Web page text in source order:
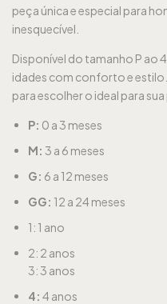
peça única e especial para
inesquecível.
Disponível do tamanho P ao
idades com conforto e
para escolher o ideal para
P: 0 a 3 meses
M: 3 a 6 meses
G: 6 a 12 meses
GG: 12 a 24 meses
1: 1 ano
2: 2 anos
3: 3 anos
4: 4 anos